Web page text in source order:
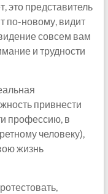
это представитель
по-новому, видит
совсем вам
и трудности
привнести
профессию, в
человеку),
жизнь